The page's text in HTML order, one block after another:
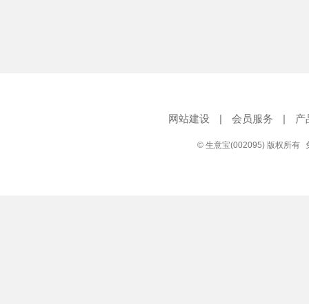
网站建设 | 会员服务 | 产
© 生意宝(002095) 版权所有